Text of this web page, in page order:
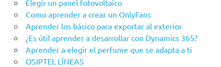
Elegir un panel fotovoltaico
Como aprender a crear un OnlyFans
Aprender los básico para exportar al exterior
¿Es útil aprender a desarrollar con Dynamics 365?
Aprender a elegir el perfume que se adapta a ti
OSIPTEL LÍNEAS